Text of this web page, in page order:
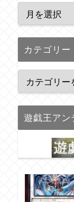
カテゴリー
遊戯王アン